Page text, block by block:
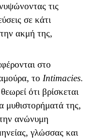
τις
σε κάτι
ακμή της,
στο
το Intimacies.
ότι βρίσκεται
μυθιστορήματά της,
ανώνυμη
γλώσσας και